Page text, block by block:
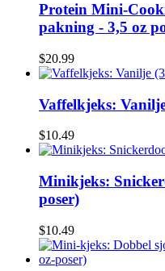
Protein Mini-
pakning - 3,5 oz
$20.99
Vaffelkjeks:
$10.49
Minikjeks:
poser)
$10.49